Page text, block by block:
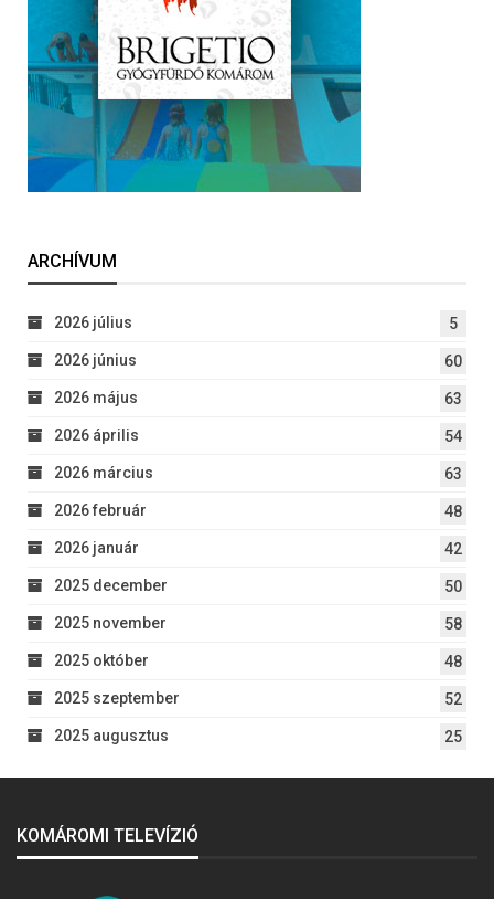
ARCHÍVUM
2026 július 5
2026 június 60
2026 május 63
2026 április 54
2026 március 63
2026 február 48
2026 január 42
2025 december 50
2025 november 58
2025 október 48
2025 szeptember 52
2025 augusztus 25
KOMÁROMI TELEVÍZIÓ